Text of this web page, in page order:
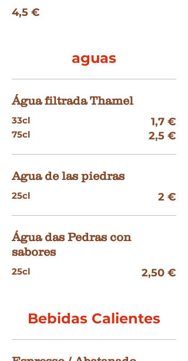
4,5 €
aguas
Água filtrada Thamel
33cl 1,7 €
75cl 2,5 €
Agua de las piedras
25cl 2 €
Água das Pedras con
sabores
25cl 2,50 €
Bebidas Calientes